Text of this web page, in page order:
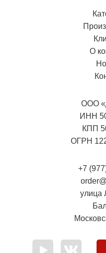
О
ООО
ИНН
КПП
ОГРН
+7
улица